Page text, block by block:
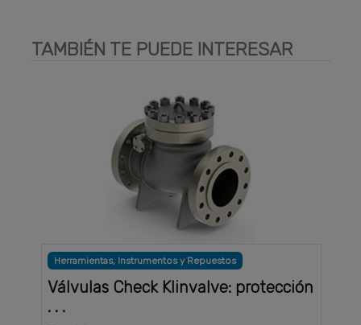
TAMBIÉN TE PUEDE INTERESAR
Herramientas, Instrumentos y Repuestos
Válvulas Check Klinvalve: protección
. . .